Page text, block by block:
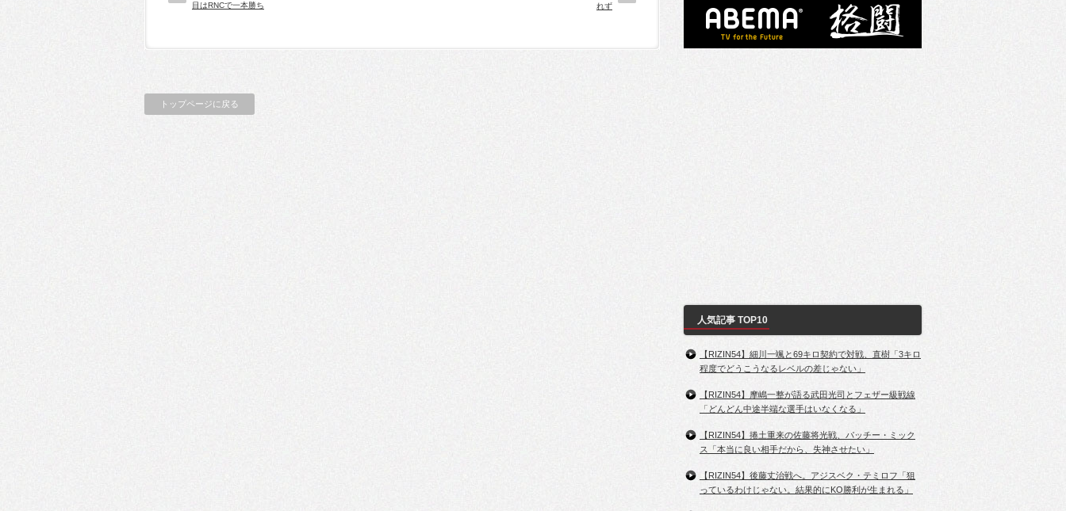
目はRNCで一本勝ち
れず
トップページに戻る
人気記事 TOP10
【RIZIN54】細川一颯と69キロ契約で対戦、直樹「3キロ
程度でどうこうなるレベルの差じゃない」
【RIZIN54】摩嶋一整が語る武田光司とフェザー級戦線
「どんどん中途半端な選手はいなくなる」
【RIZIN54】捲土重来の佐藤将光戦、パッチー・ミック
ス「本当に良い相手だから、失神させたい」
【RIZIN54】後藤丈治戦へ。アジスベク・テミロフ「狙
っているわけじゃない。結果的にKO勝利が生まれる」